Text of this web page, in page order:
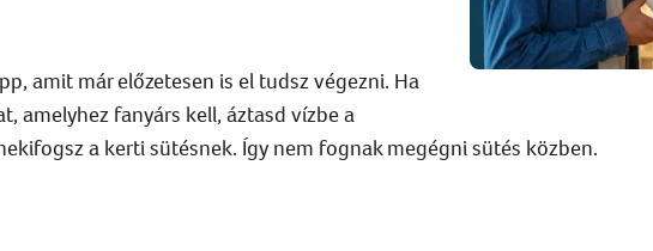
amit már előzetesen is el tudsz végezni. Ha
amelyhez fanyárs kell, áztasd vízbe a
a kerti sütésnek. Így nem fognak megégni sütés közben.